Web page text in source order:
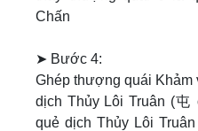
Chấn
➤ Bước 4:
Ghép thượng quái Khảm
dịch Thủy Lôi Truân (屯
quẻ dịch Thủy Lôi